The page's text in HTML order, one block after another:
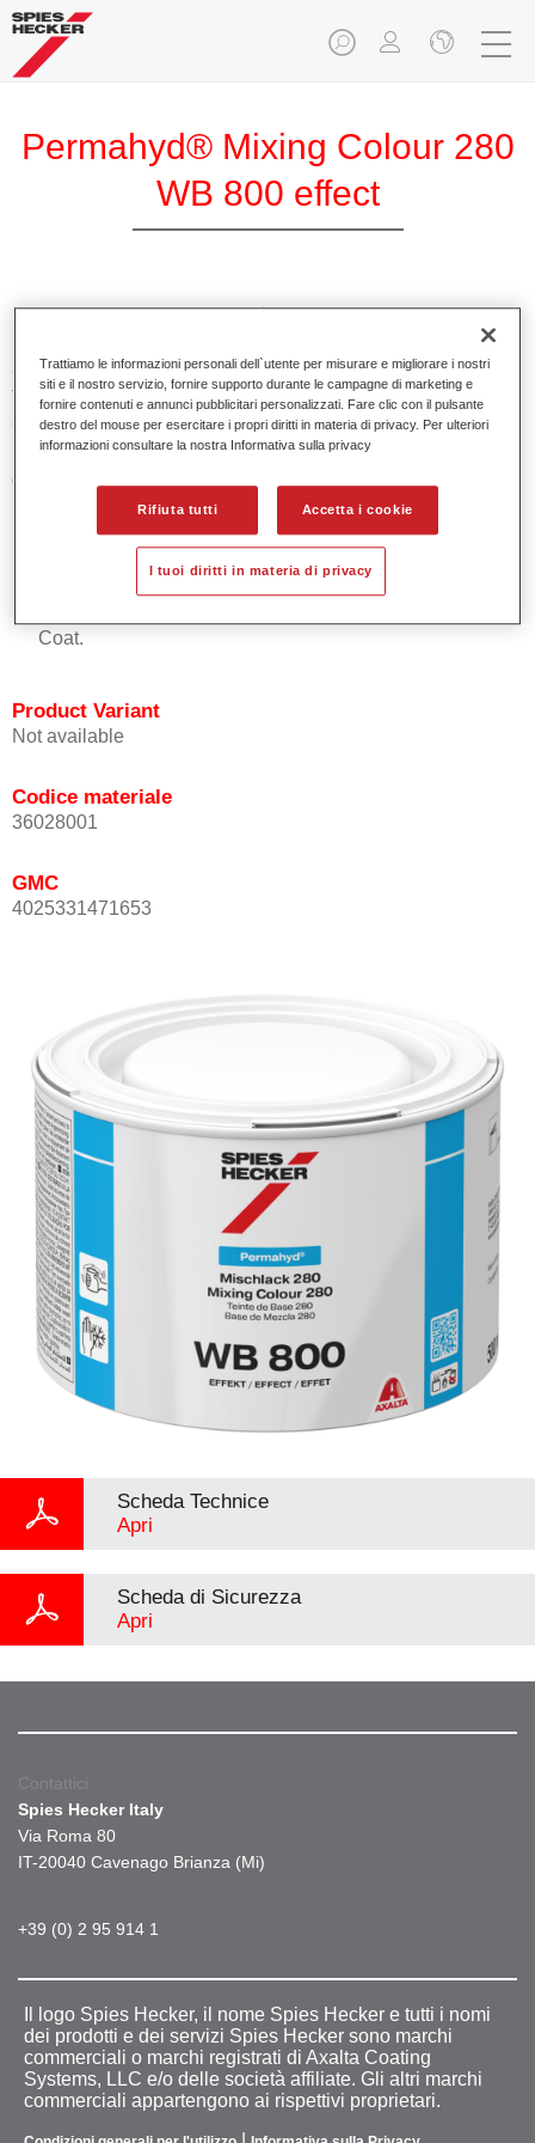
Permahyd® Mixing Colour 280
WB 800 effect
PermahydMixing Colour 280 è adatto per un uso con
Permahyd Pearl Base Coat 285, un sistema di base opaca
all’acqua di alta qualità. È basata su una speciale
tecnologia di dispersione poliuretanica per vernici pastello e
ad effetto.
Caratteristiche del prodotto
Applicazione semplice e veloce in 1,5 mani.
Buona verticalità.
Coat.
Product Variant
Not available
Codice materiale
36028001
GMC
4025331471653
Scheda Technice
Apri
Scheda di Sicurezza
Apri
Contattici
Spies Hecker Italy
Via Roma 80
IT-20040 Cavenago Brianza (Mi)
+39 (0) 2 95 914 1
Il logo Spies Hecker, il nome Spies Hecker e tutti i nomi
dei prodotti e dei servizi Spies Hecker sono marchi
commerciali o marchi registrati di Axalta Coating
Systems, LLC e/o delle società affiliate. Gli altri marchi
commerciali appartengono ai rispettivi proprietari.
Trattiamo le informazioni personali dell`utente per misurare e migliorare i nostri
siti e il nostro servizio, fornire supporto durante le campagne di marketing e
fornire contenuti e annunci pubblicitari personalizzati. Fare clic con il pulsante
destro del mouse per esercitare i propri diritti in materia di privacy. Per ulteriori
informazioni consultare la nostra Informativa sulla privacy
Rifiuta tutti Accetta i cookie
I tuoi diritti in materia di privacy